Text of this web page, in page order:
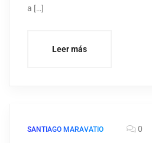
a […]
Leer más
SANTIAGO MARAVATIO 0